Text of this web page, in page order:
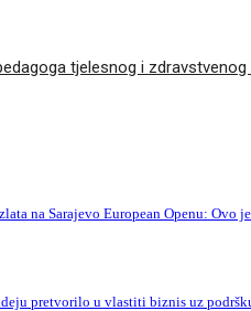
tjelesnog i
na Sarajevo European Openu: Ovo je
pretvorilo u vlastiti biznis uz